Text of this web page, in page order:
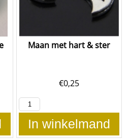
Maan met hart & ster
€0,25
In winkelmand